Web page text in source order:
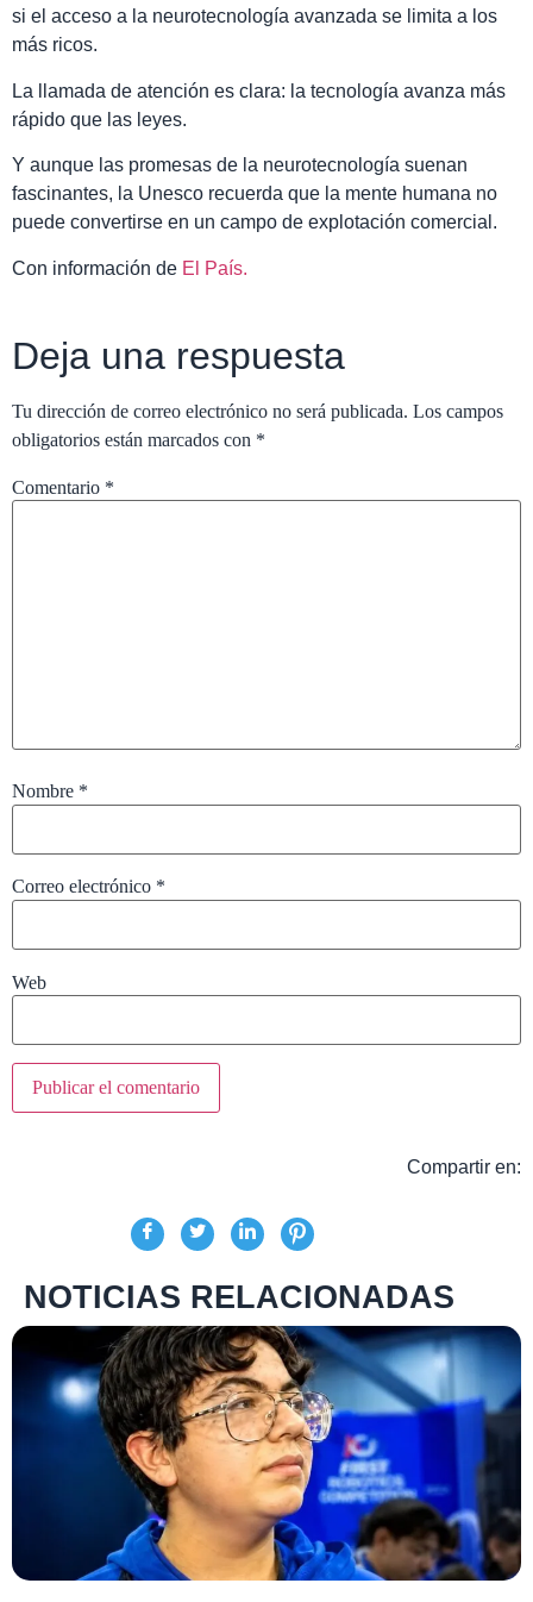
si el acceso a la neurotecnología avanzada se limita a los
más ricos.
La llamada de atención es clara: la tecnología avanza más
rápido que las leyes.
Y aunque las promesas de la neurotecnología suenan
fascinantes, la Unesco recuerda que la mente humana no
puede convertirse en un campo de explotación comercial.
Con información de El País.
Deja una respuesta
Tu dirección de correo electrónico no será publicada. Los campos
obligatorios están marcados con *
Comentario *
Nombre *
Correo electrónico *
Web
Compartir en:
NOTICIAS RELACIONADAS